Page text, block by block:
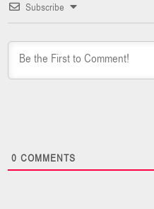
Subscribe
0 COMMENTS